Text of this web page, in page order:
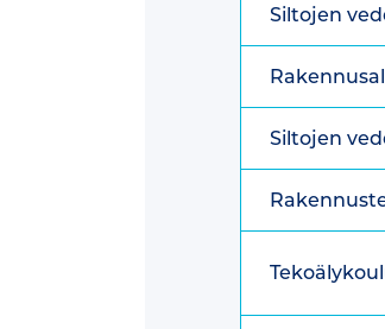
Siltojen
Siltojen